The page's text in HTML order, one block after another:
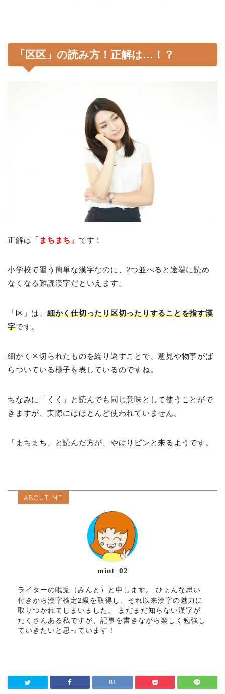
「区区」の読み方！正解は…！？
正解は 「まちまち」 です！
小学校で習う簡単な漢字なのに、2つ並べると途端に読め
なくなる難読漢字だといえます。
「区」は、 細かく仕切ったり区切ったりすることを指す漢
字です。
細かく区切られたものを繰り返すことで、意見や物事がば
らついている様子を表しているのですね。
ちなみに「くく」と読んでも同じ意味として使うことがで
きますが、実際にはほとんど使われていません。
「まちまち」と読んだ方が、やはりピンと来るようです。
ABOUT ME
mint_02
ライターの眠兎（みんと）と申します。 ひょんな思い
付きから漢字検定2級を取得し、それ以来漢字の魅力に
取りつかれてしまいました。 まだまだ知らない漢字が
たくさんある私ですが、記事を書きながら楽しく勉強し
ていきたいと思っています！